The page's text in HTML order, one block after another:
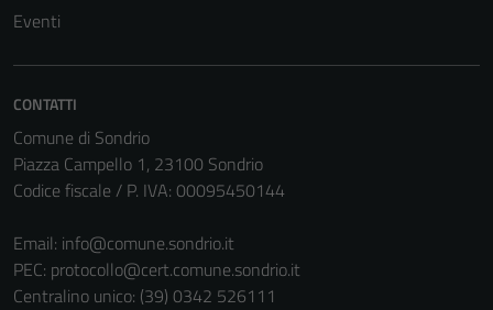
Eventi
CONTATTI
Comune di Sondrio
Piazza Campello 1, 23100 Sondrio
Codice fiscale / P. IVA: 00095450144
Email: info@comune.sondrio.it
PEC: protocollo@cert.comune.sondrio.it
Centralino unico: (39) 0342 526111
del sito e non
non raccolgono